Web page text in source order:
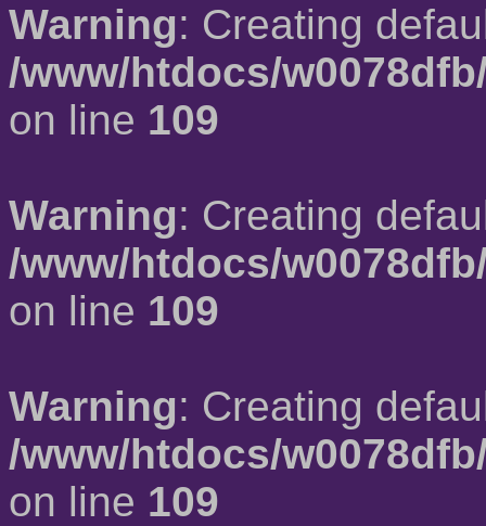
Warning: Creating
/www/htdocs/
on line 109
Warning: Creating
/www/htdocs/
on line 109
Warning: Creating
/www/htdocs/
on line 109